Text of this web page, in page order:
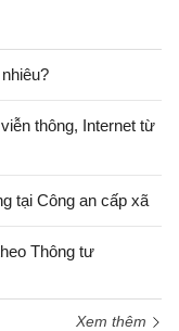
thông, Internet từ
tại Công an cấp xã
Thông tư
Xem thêm